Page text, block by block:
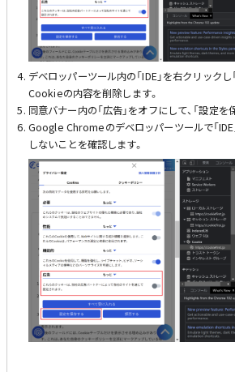
デベロッパーツール内の「IDE」を右クリックし
Cookieの内容を削除します。
同意バナー内の「広告」をオフにして、「設定を
Google Chromeのデベロッパーツールで「
しないことを確認します。